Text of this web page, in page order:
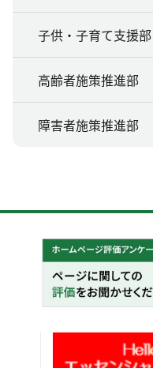
子供・子育て支援部
高齢者施策推進部
障害者施策推進部